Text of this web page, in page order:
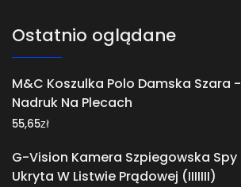
Ostatnio oglądane
M&C Koszulka Polo Damska Szara -
Nadruk Na Plecach
55,65zł
G-Vision Kamera Szpiegowska Spy
Ukryta W Listwie Prądowej (IIIIIII)